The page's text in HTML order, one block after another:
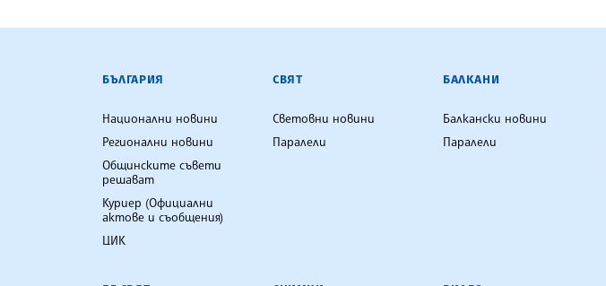
БЪЛГАРСКА ТЕЛЕГРАФНА АГЕНЦИЯ
БЪЛГАРИЯ
Национални новини
Регионални новини
Общинските съвети
решават
Куриер (Официални
актове и съобщения)
ЦИК
СВЯТ
Световни новини
Паралели
БАЛКАНИ
Балкански новини
Паралели